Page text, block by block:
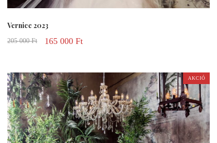
Vernice 2023
205 000Ft 165 000 Ft
AKCIÓ